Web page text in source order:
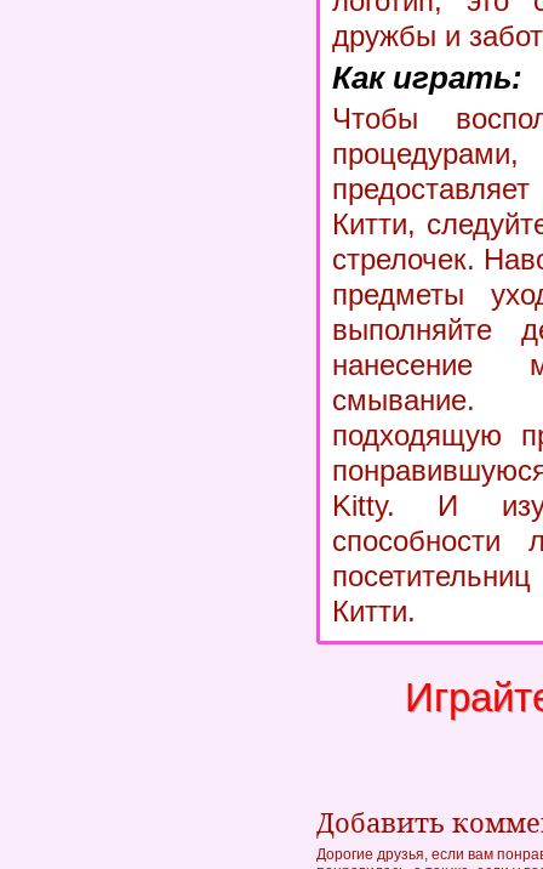
дружбы и
Как играть:
Чтобы
Китти,
стрелочек.
предметы
выполняйте
подходящую
Kitty. И
способности
Китти.
Добавить
Дорогие друзья, если вам